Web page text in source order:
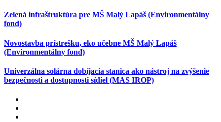
Zelená infraštruktúra pre MŠ Malý Lapáš (Environmentálny
fond)
Novostavba prístrešku, eko učebne MŠ Malý Lapáš
(Environmentálny fond)
Univerzálna solárna dobíjacia stanica ako nástroj na zvýšenie
bezpečnosti a dostupnosti sídiel (MAS IROP)